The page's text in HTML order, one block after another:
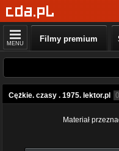
MENU Filmy premium
Cężkie. czasy . 1975. lektor.pl
Materiał